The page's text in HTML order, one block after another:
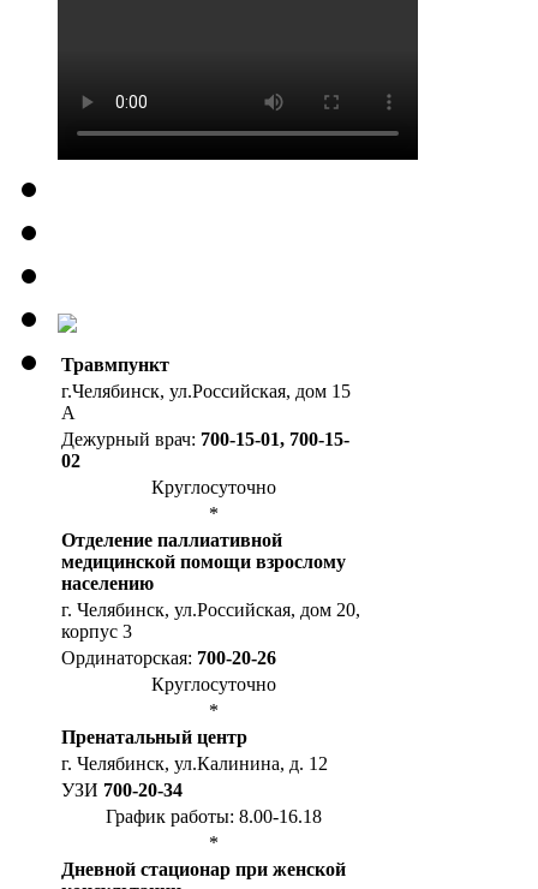
Травмпункт
г.Челябинск, ул.Российская, дом 15
А
Дежурный врач: 700-15-01, 700-15-
02
Круглосуточно
*
Отделение паллиативной
медицинской помощи взрослому
населению
г. Челябинск, ул.Российская, дом 20,
корпус 3
Ординаторская: 700-20-26
Круглосуточно
*
Пренатальный центр
г. Челябинск, ул.Калинина, д. 12
УЗИ 700-20-34
График работы: 8.00-16.18
*
Дневной стационар при женской